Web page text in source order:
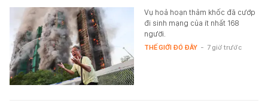
Vụ hoả hoạn thảm khốc đã cướp
đi sinh mạng của ít nhất 168
người.
THẾ GIỚI ĐÓ ĐÂY - 7 giờ trước